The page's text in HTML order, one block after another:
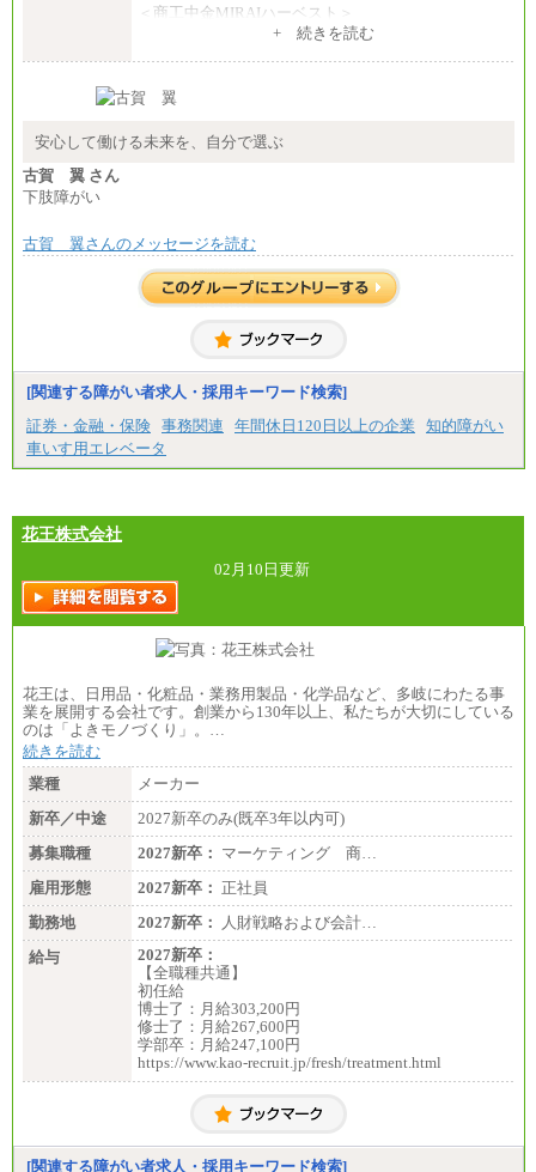
＜商工中金MIRAIハーベスト＞
+ 続きを読む
安心して働ける未来を、自分で選ぶ
古賀 翼 さん
下肢障がい
古賀 翼さんのメッセージを読む
[関連する障がい者求人・採用キーワード検索]
証券・金融・保険 事務関連 年間休日120日以上の企業
知的障がい
車いす用エレベータ
花王株式会社
02月10日更新
花王は、日用品・化粧品・業務用製品・化学品など、多岐にわたる事
業を展開する会社です。創業から130年以上、私たちが大切にしている
のは「よきモノづくり」。…
続きを読む
業種
メーカー
新卒／中途
2027新卒のみ(既卒3年以内可)
募集職種
2027新卒： マーケティング 商…
雇用形態
2027新卒： 正社員
勤務地
2027新卒：
人財戦略および会計…
給与
2027新卒：
【全職種共通】
初任給
博士了：月給303,200円
修士了：月給267,600円
学部卒：月給247,100円
https://www.kao-recruit.jp/fresh/treatment.html
[関連する障がい者求人・採用キーワード検索]